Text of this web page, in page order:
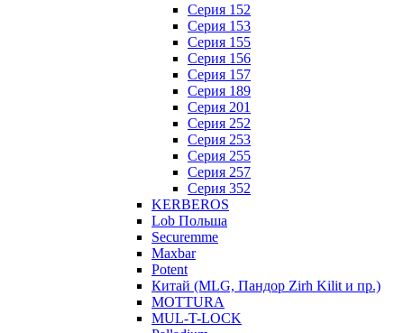
Серия 152
Серия 153
Серия 155
Серия 156
Серия 157
Серия 189
Серия 201
Серия 252
Серия 253
Серия 255
Серия 257
Серия 352
KERBEROS
Lob Польша
Securemme
Maxbar
Potent
Китай (MLG, Пандор Zirh Kilit и пр.)
MOTTURA
MUL-T-LOCK